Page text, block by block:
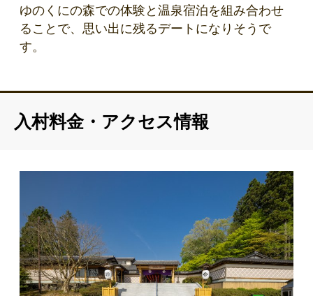
ゆのくにの森での体験と温泉宿泊を組み合わせ
ることで、思い出に残るデートになりそうで
す。
入村料金・アクセス情報